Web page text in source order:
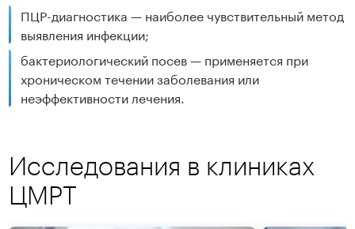
ПЦР-диагностика — наиболее чувствительный метод
выявления инфекции;
бактериологический посев — применяется при
хроническом течении заболевания или
неэффективности лечения.
Исследования в клиниках
ЦМРТ